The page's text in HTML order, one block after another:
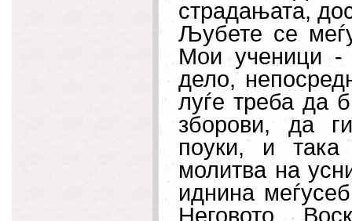
страдањата,
Љубете се
Мои ученици -
дело,
луѓе треба да
зборови, да
поуки, и така
молитва на
иднина
Неговото